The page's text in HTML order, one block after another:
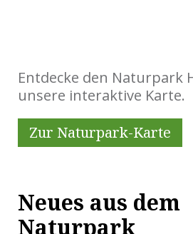
Entdecke den Naturpark
unsere interaktive Karte.
Zur Naturpark-Karte
Neues aus dem
Naturpark